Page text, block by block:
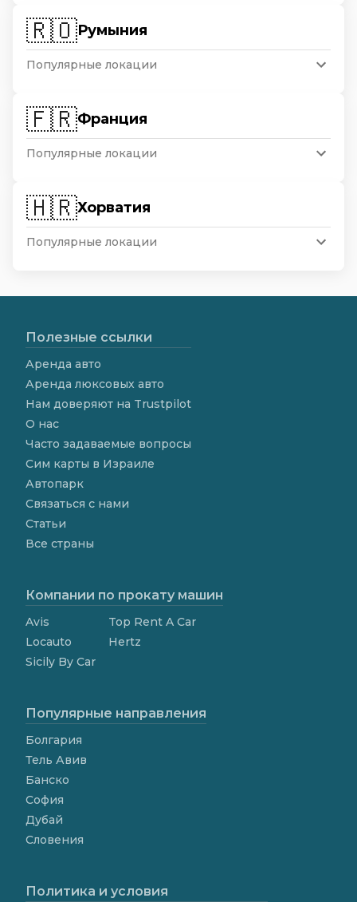
🇷🇴Румыния
Популярные локации
🇫🇷Франция
Популярные локации
🇭🇷Хорватия
Популярные локации
Полезные ссылки
Аренда авто
Аренда люксовых авто
Нам доверяют на Trustpilot
О нас
Часто задаваемые вопросы
Сим карты в Израиле
Автопарк
Связаться с нами
Статьи
Все страны
Компании по прокату машин
Avis
Locauto
Sicily By Car
Top Rent A Car
Hertz
Популярные направления
Болгария
Тель Авив
Банско
София
Дубай
Словения
Политика и условия